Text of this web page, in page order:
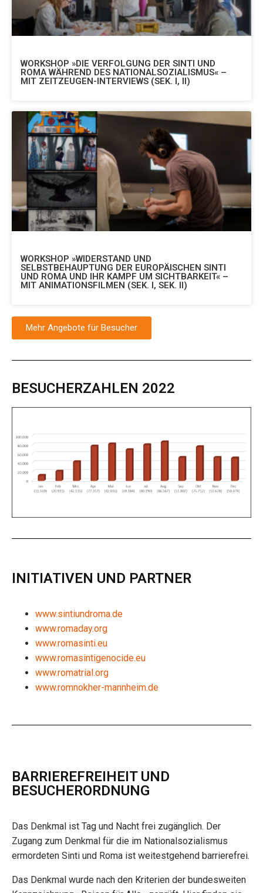
WORKSHOP »DIE VERFOLGUNG DER SINTI UND
ROMA WÄHREND DES NATIONALSOZIALISMUS« –
MIT ZEITZEUGEN-INTERVIEWS (SEK. I, II)
WORKSHOP »WIDERSTAND UND
SELBSTBEHAUPTUNG DER EUROPÄISCHEN SINTI
UND ROMA UND IHR KAMPF UM SICHTBARKEIT« –
MIT ANIMATIONSFILMEN (SEK. I, SEK. II)
Mehr Angebote für Besucher
BESUCHERZAHLEN 2022
INITIATIVEN UND PARTNER
www.sintiundroma.de
www.romaday.org
www.romasinti.eu
www.romasintigenocide.eu
www.romatrial.org
www.romnokher-mannheim.de
BARRIEREFREIHEIT UND
BESUCHERORDNUNG
Das Denkmal ist Tag und Nacht frei zugänglich. Der
Zugang zum Denkmal für die im Nationalsozialismus
ermordeten Sinti und Roma ist weitestgehend barrierefrei.
Das Denkmal wurde nach den Kriterien der bundesweiten